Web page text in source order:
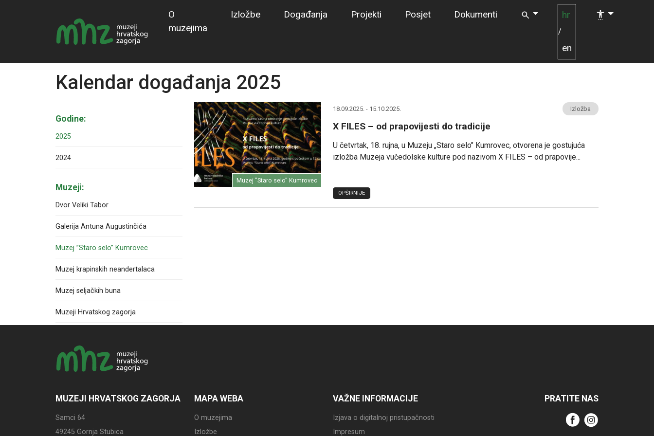
O
muzejima
Izložbe Događanja Projekti Posjet Dokumenti hr
/
en
Kalendar događanja 2025
Godine:
2025
2024
Muzeji:
Dvor Veliki Tabor
Galerija Antuna Augustinčića
Muzej ”Staro selo” Kumrovec
Muzej krapinskih neandertalaca
Muzej seljačkih buna
Muzeji Hrvatskog zagorja
Muzej ”Staro selo” Kumrovec
18.09.2025. - 15.10.2025. Izložba
X FILES – od prapovijesti do tradicije
U četvrtak, 18. rujna, u Muzeju „Staro selo" Kumrovec, otvorena je gostujuća
izložba Muzeja vučedolske kulture pod nazivom X FILES – od prapovije...
OPŠIRNIJE
MUZEJI HRVATSKOG ZAGORJA
Samci 64
49245 Gornja Stubica
MAPA WEBA
O muzejima
Izložbe
VAŽNE INFORMACIJE
Izjava o digitalnoj pristupačnosti
Impresum
PRATITE NAS